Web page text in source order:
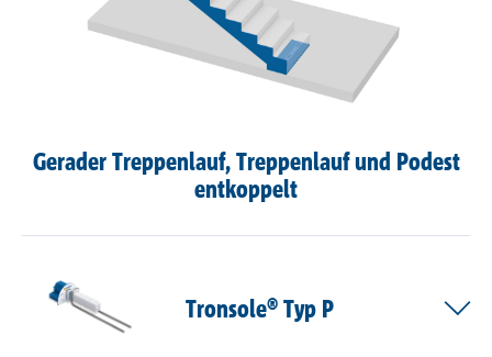
Gerader Treppenlauf, Treppenlauf und Podest
entkoppelt
Tronsole® Typ P